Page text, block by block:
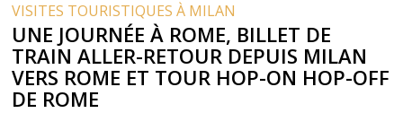
VISITES TOURISTIQUES À MILAN
UNE JOURNÉE À ROME, BILLET DE
TRAIN ALLER-RETOUR DEPUIS MILAN
VERS ROME ET TOUR HOP-ON HOP-OFF
DE ROME